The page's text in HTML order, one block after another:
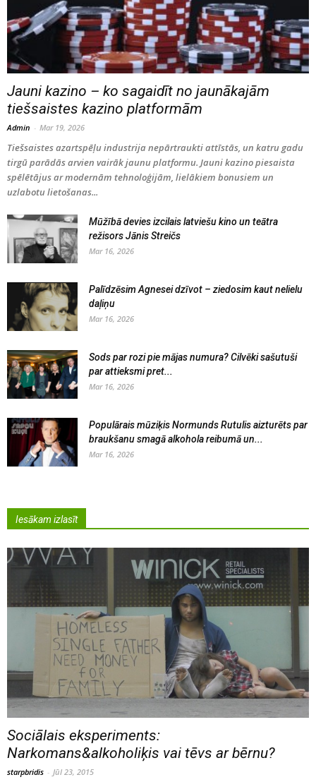
Jauni kazino – ko sagaidīt no jaunākajām
tiešsaistes kazino platformām
Admin - Mar 19, 2026
Tiešsaistes azartspēļu industrija nepārtraukti attīstās, un katru gadu
tirgū parādās arvien vairāk jaunu platformu. Jauni kazino piesaista
spēlētājus ar modernām tehnoloģijām, lielākiem bonusiem un
uzlabotu lietošanas...
Mūžībā devies izcilais latviešu kino un teātra
režisors Jānis Streičs
Mar 16, 2026
Palīdzēsim Agnesei dzīvot – ziedosim kaut nelielu
daļiņu
Mar 16, 2026
Sods par rozi pie mājas numura? Cilvēki sašutuši
par attieksmi pret...
Mar 16, 2026
Populārais mūziķis Normunds Rutulis aizturēts par
braukšanu smagā alkohola reibumā un...
Mar 16, 2026
Iesākam izlasīt
Sociālais eksperiments:
Narkomans&alkoholiķis vai tēvs ar bērnu?
starpbridis - Jūl 23, 2015